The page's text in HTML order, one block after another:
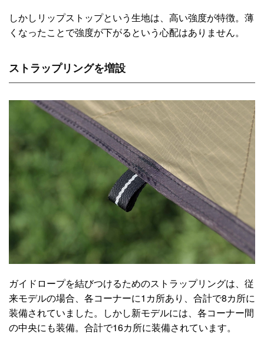
しかしリップストップという生地は、高い強度が特徴。薄
くなったことで強度が下がるという心配はありません。
ストラップリングを増設
ガイドロープを結びつけるためのストラップリングは、従
来モデルの場合、各コーナーに1カ所あり、合計で8カ所に
装備されていました。しかし新モデルには、各コーナー間
の中央にも装備。合計で16カ所に装備されています。